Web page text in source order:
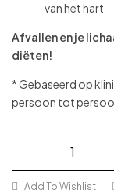
van het hart
Afvallen en je
diëten!
* Gebaseerd op
persoon tot
Add To Wishlist